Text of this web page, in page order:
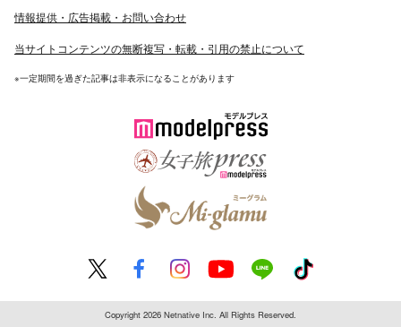
情報提供・広告掲載・お問い合わせ
当サイトコンテンツの無断複写・転載・引用の禁止について
※一定期間を過ぎた記事は非表示になることがあります
Copyright 2026 Netnative Inc. All Rights Reserved.